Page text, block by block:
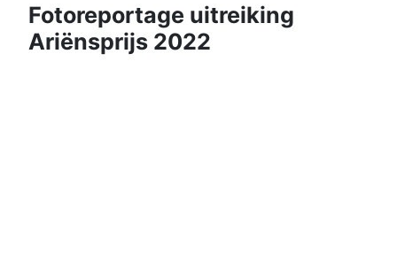
Fotoreportage uitreiking
Ariënsprijs 2022